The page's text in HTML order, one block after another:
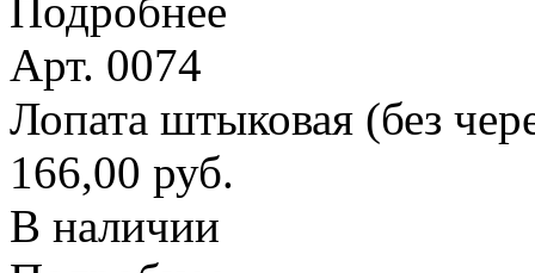
Подробнее
Арт. 0074
Лопата штыковая (без
166,00 руб.
В наличии